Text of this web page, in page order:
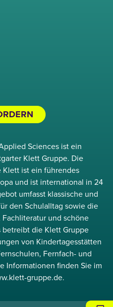
Sciences ist ein
Klett Gruppe. Die
Klett ist ein führendes
und ist international in 24
umfasst klassische und
den Schulalltag sowie die
und schöne
betreibt die Klett Gruppe
von Kindertagesstätten
Fernfach- und
Informationen finden Sie im
gruppe.de.